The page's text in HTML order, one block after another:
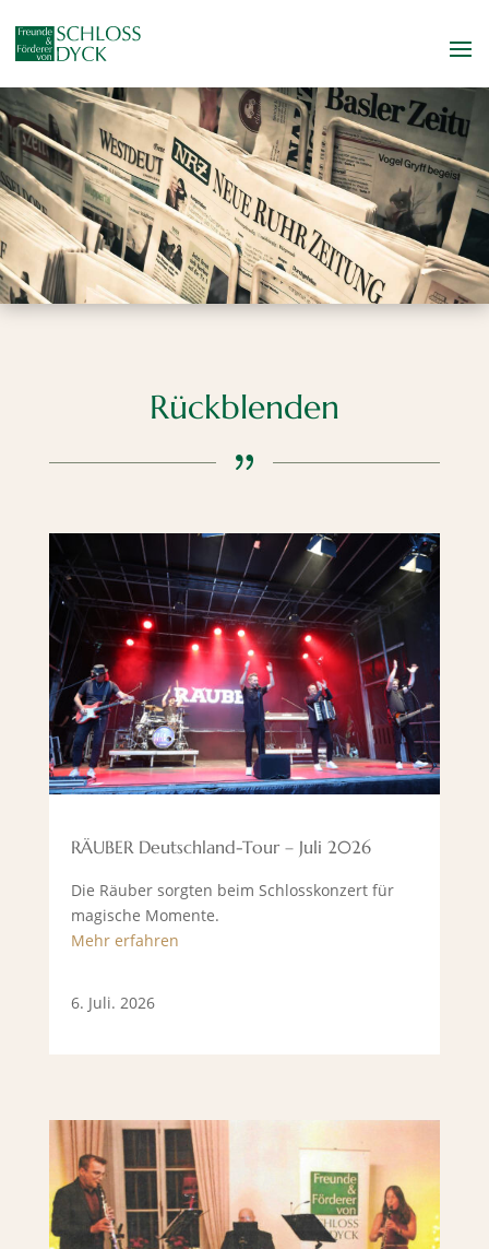
Rückblenden
{
RÄUBER Deutschland-Tour – Juli 2026
Die Räuber sorgten beim Schlosskonzert für
magische Momente.
Mehr erfahren
6. Juli. 2026